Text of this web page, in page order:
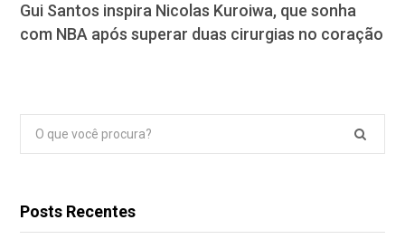
Gui Santos inspira Nicolas Kuroiwa, que sonha
com NBA após superar duas cirurgias no coração
Pesquisar
por:
Posts Recentes